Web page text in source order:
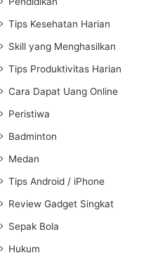
Tips Kesehatan Harian
Skill yang Menghasilkan
Tips Produktivitas Harian
Cara Dapat Uang Online
Peristiwa
Badminton
Medan
Tips Android / iPhone
Review Gadget Singkat
Sepak Bola
Hukum